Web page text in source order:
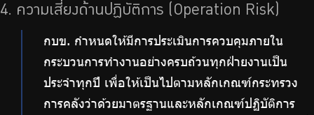
4. ความเสี่ยงด้านปฏิบัติการ (Operation Risk)
กบข. กำหนดให้มีการประเมินการควบคุมภายใน
กระบวนการทำงานอย่างครบถ้วนทุกฝ่ายงานเป็น
ประจำทุกปี เพื่อให้เป็นไปตามหลักเกณฑ์กระทรวง
การคลังว่าด้วยมาตรฐานและหลักเกณฑ์ปฏิบัติการ